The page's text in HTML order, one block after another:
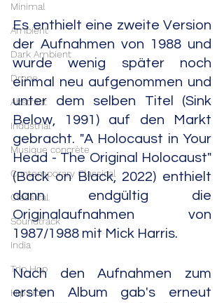
Minimal
Ambient
Dark Ambient
Drone
Abstract
Industrial
Musique concrète
Contemporary Classical
Classical
Soundtrack
India
Trip Hop
Hip Hop
Es enthielt eine zweite Version
der Aufnahmen von 1988 und
wurde wenig später noch
einmal neu aufgenommen und
unter dem selben Titel (Sink
Below, 1991) auf den Markt
gebracht. "A Holocaust in Your
Head - The Original Holocaust"
(Back on Black, 2022) enthielt
dann endgültig die
Originalaufnahmen von
1987/1988 mit Mick Harris.
Nach den Aufnahmen zum
ersten Album gab's erneut